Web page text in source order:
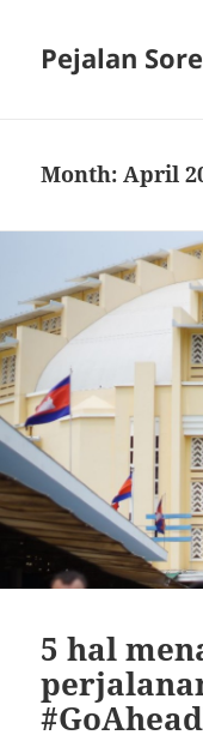
Pejalan Sore
Month:April
5 hal